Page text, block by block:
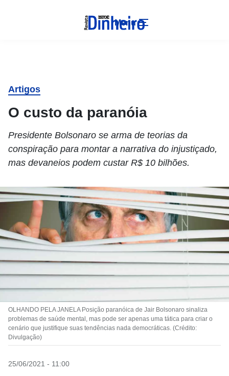
Menu
Artigos
O custo da paranóia
Presidente Bolsonaro se arma de teorias da
conspiração para montar a narrativa do injustiçado,
mas devaneios podem custar R$ 10 bilhões.
OLHANDO PELA JANELA Posição paranóica de Jair Bolsonaro sinaliza
problemas de saúde mental, mas pode ser apenas uma tática para criar o
cenário que justifique suas tendências nada democráticas. (Crédito:
Divulgação)
25/06/2021 - 11:00